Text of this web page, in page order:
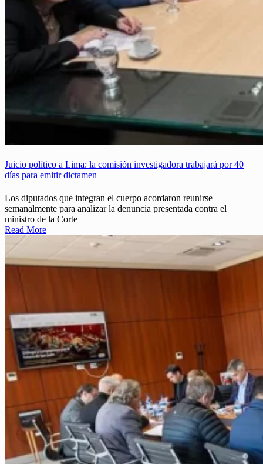
Juicio político a Lima: la comisión investigadora trabajará por 40
días para emitir dictamen
Los diputados que integran el cuerpo acordaron reunirse
semanalmente para analizar la denuncia presentada contra el
ministro de la Corte
Read More